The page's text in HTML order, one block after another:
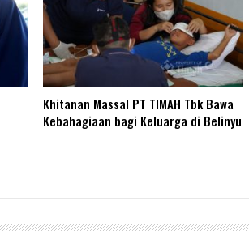
Khitanan Massal PT TIMAH Tbk Bawa
Kebahagiaan bagi Keluarga di Belinyu